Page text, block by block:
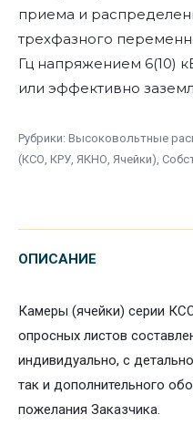
приема и
трехфазного
Гц напряжением 6(10)
или эффективно
Рубрики: Высоковольтные
(КСО, КРУ, ЯКНО, Ячейки),
ОПИСАНИЕ
Камеры (ячейки) серии
опросных листов
индивидуально, с
так и дополнительного
пожелания Заказчика.